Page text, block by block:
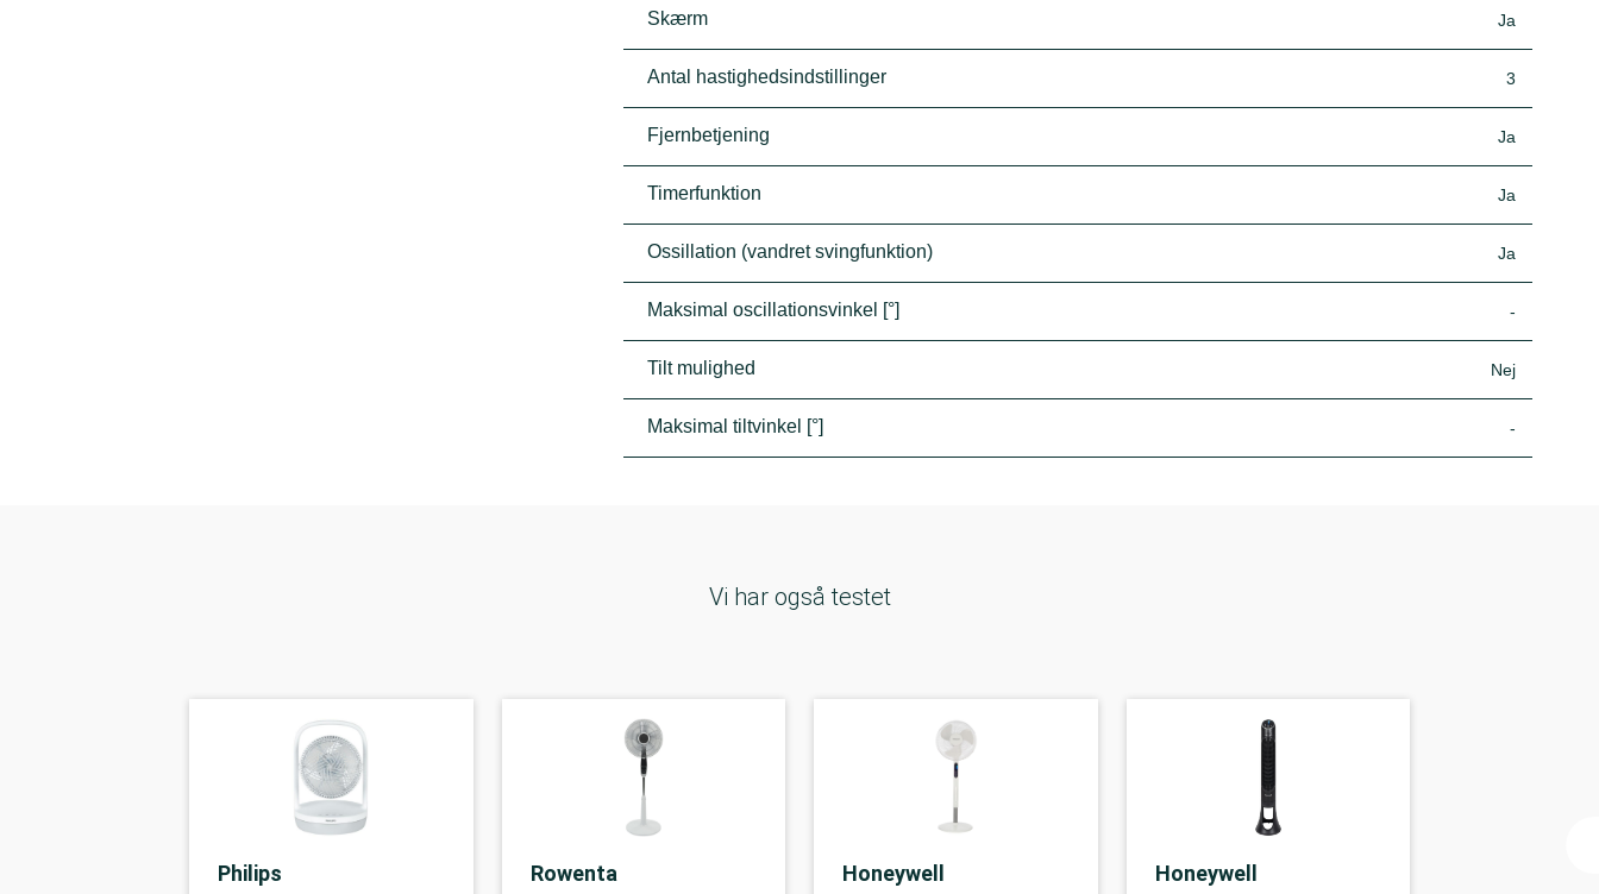
Skærm Ja
Antal hastighedsindstillinger 3
Fjernbetjening Ja
Timerfunktion Ja
Ossillation (vandret svingfunktion) Ja
Maksimal oscillationsvinkel [°] -
Tilt mulighed Nej
Maksimal tiltvinkel [°] -
Vi har også testet
Philips Rowenta Honeywell Honeywell